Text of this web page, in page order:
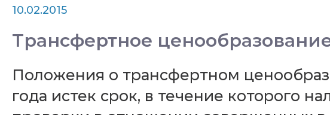
10.02.2015
Трансфертное
Положения о трансфертном
года истек срок, в течение которого